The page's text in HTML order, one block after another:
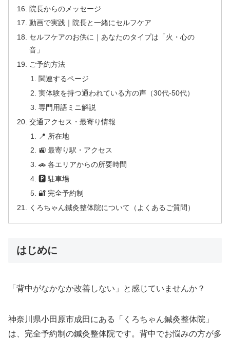
院長からのメッセージ
動画で実践｜院長と一緒にセルフケア
セルフケアのお供に｜あなたのタイプは「火・心の
音」
ご予約方法
関連するページ
実体験を持つ通われている方の声（30代-50代）
専門用語ミニ解説
交通アクセス・最寄り情報
📍 所在地
🚉 最寄り駅・アクセス
🚗 各エリアからの所要時間
🅿 駐車場
🔐 完全予約制
くろちゃん鍼灸整体院について（よくあるご質問）
はじめに
「背中がなかなか改善しない」と感じていませんか？
神奈川県小田原市成田にある「くろちゃん鍼灸整体院」
は、完全予約制の鍼灸整体院です。背中でお悩みの方が多